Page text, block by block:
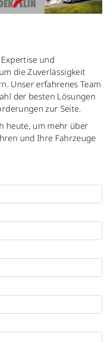
und
die Zuverlässigkeit
Unser erfahrenes Team
der besten Lösungen
zur Seite.
heute, um mehr über
und Ihre Fahrzeuge